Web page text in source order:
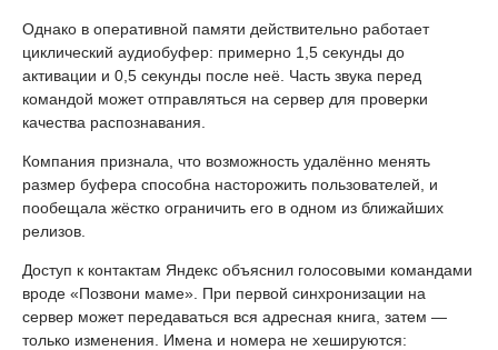
Однако в оперативной памяти действительно работает
циклический аудиобуфер: примерно 1,5 секунды до
активации и 0,5 секунды после неё. Часть звука перед
командой может отправляться на сервер для проверки
качества распознавания.
Компания признала, что возможность удалённо менять
размер буфера способна насторожить пользователей, и
пообещала жёстко ограничить его в одном из ближайших
релизов.
Доступ к контактам Яндекс объяснил голосовыми командами
вроде «Позвони маме». При первой синхронизации на
сервер может передаваться вся адресная книга, затем —
только изменения. Имена и номера не хешируются: